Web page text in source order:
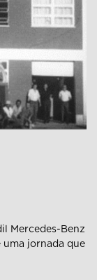
Mercedes-Benz
uma jornada que
com a